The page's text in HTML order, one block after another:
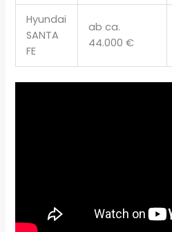
Hyundai
SANTA
FE
ab ca.
44.000 €